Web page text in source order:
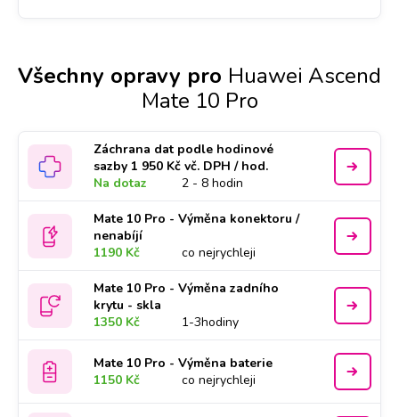
Všechny opravy pro Huawei Ascend
Mate 10 Pro
Záchrana dat podle hodinové
sazby 1 950 Kč vč. DPH / hod.
Na dotaz
2 - 8 hodin
Mate 10 Pro - Výměna konektoru /
nenabíjí
1190 Kč
co nejrychleji
Mate 10 Pro - Výměna zadního
krytu - skla
1350 Kč
1-3hodiny
Mate 10 Pro - Výměna baterie
1150 Kč
co nejrychleji